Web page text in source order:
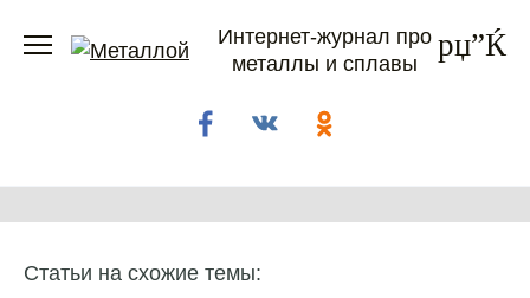
Интернет-журнал про
металлы и сплавы
Статьи на схожие темы: